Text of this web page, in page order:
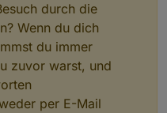
durch die
Wenn du dich
du immer
zuvor warst, und
per E-Mail